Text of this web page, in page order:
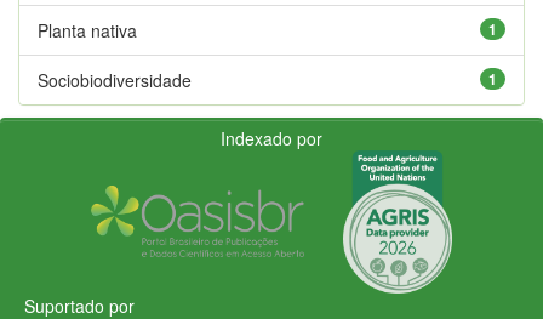
1
Planta nativa
1
Sociobiodiversidade
Indexado por
Suportado por